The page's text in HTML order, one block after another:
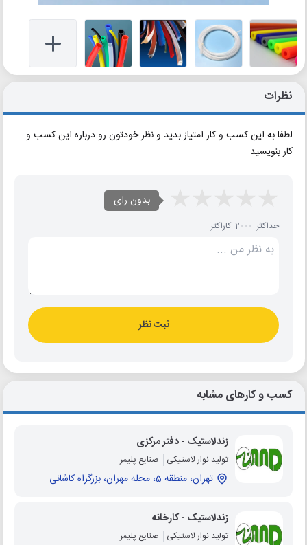
نظرات
لطفا به این کسب و کار امتیاز بدید و نظر خودتون رو درباره این کسب و
کار بنویسید
بدون رای
حداکثر 2000 کاراکتر
ثبت نظر
کسب و کارهای مشابه
زندلاستیک - دفتر مرکزی
تولید نوار لاستیکی صنایع پلیمر
تهران، منطقه 5، محله مهران، بزرگراه کاشانی
زندلاستیک - کارخانه
تولید نوار لاستیکی صنایع پلیمر